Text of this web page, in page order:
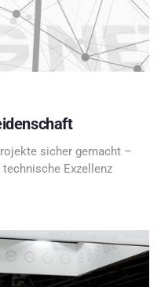
sicher gemacht –
Exzellenz